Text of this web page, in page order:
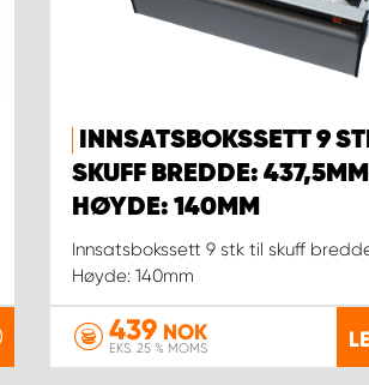
INNSATSBOKSSETT 9
SKUFF BREDDE:
HØYDE: 140MM
Innsatsbokssett 9 stk til skuff
Høyde: 140mm
439NOK
EKS. 25 % MOMS